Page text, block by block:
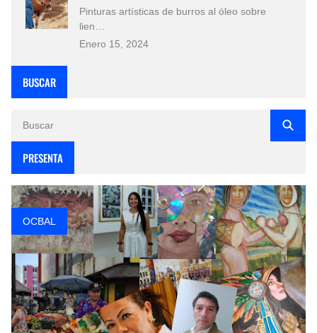
Pinturas artísticas de burros al óleo sobre
lien…
Enero 15, 2024
BUSCAR
PRESENTA
OCBAL